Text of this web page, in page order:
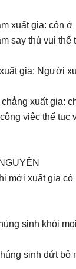
xuất gia: còn
say thú vui thế
gia: Người
chẳng xuất gia:
việc thế tục
mới xuất gia có
sinh khỏi
sinh dứt bỏ